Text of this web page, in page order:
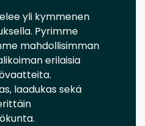
yli kymmenen
Pyrimme
mahdollisimman
erilaisia
laadukas sekä